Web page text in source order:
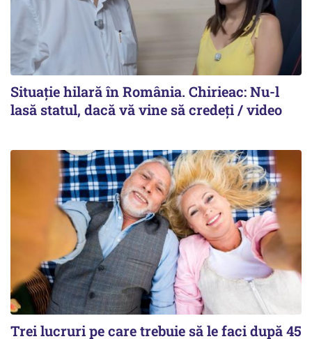
Situație hilară în România. Chirieac: Nu-l
lasă statul, dacă vă vine să credeți / video
Trei lucruri pe care trebuie să le faci după 45